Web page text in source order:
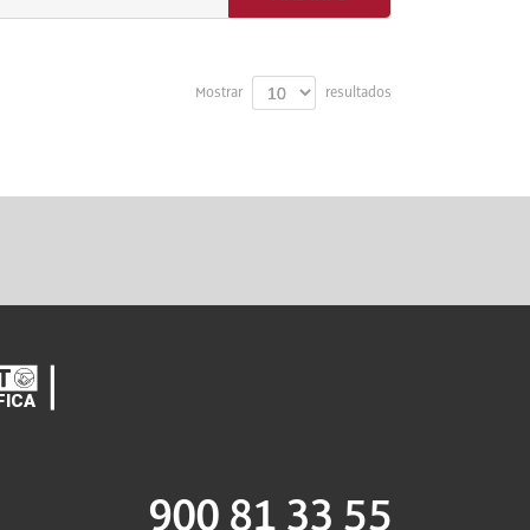
Mostrar resultados
900 81 33 55